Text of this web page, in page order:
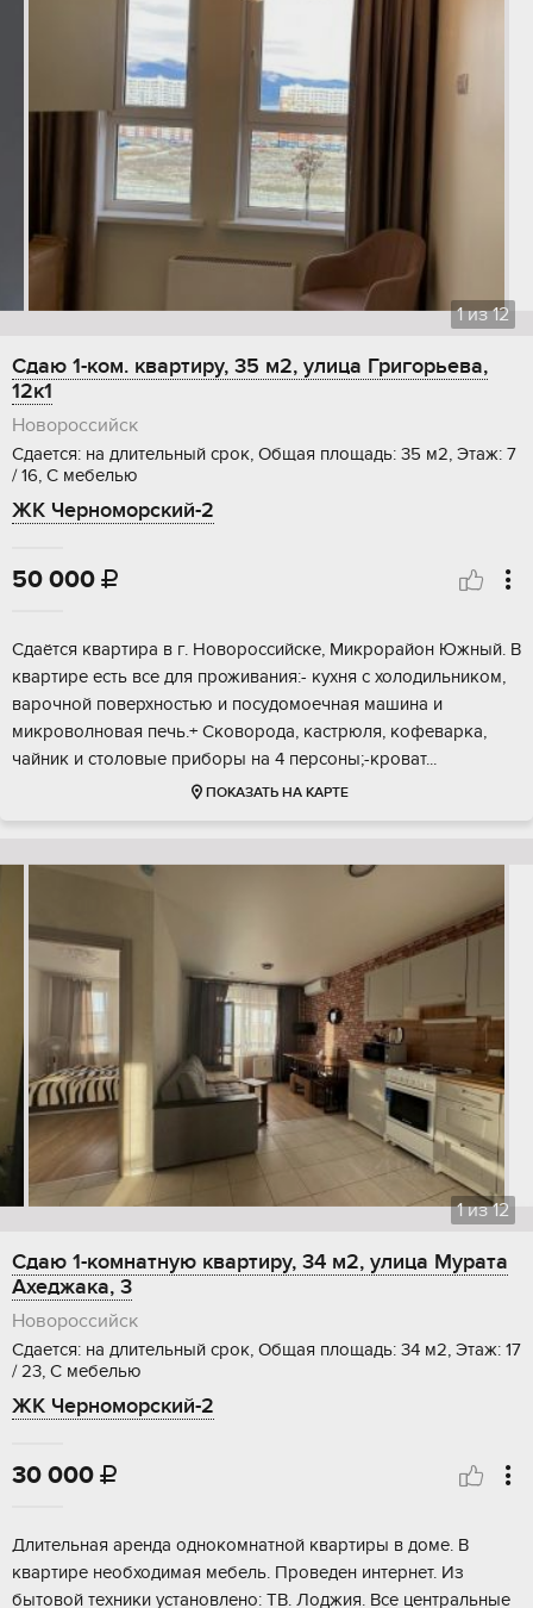
1из12
Сдаю 1-ком. квартиру, 35 м2, улица Григорьева,
12к1
Новороссийск
Сдается: на длительный срок, Общая площадь: 35 м2, Этаж: 7
/ 16, С мебелью
ЖК Черноморский-2
50 000 
Сдаётся квартира в г. Новороссийске, Микрорайон Южный. В
квартире есть все для проживания:- кухня с холодильником,
варочной поверхностью и посудомоечная машина и
микроволновая печь.+ Сковорода, кастрюля, кофеварка,
чайник и столовые приборы на 4 персоны;-кроват...
ПОКАЗАТЬ НА КАРТЕ
1из12
Сдаю 1-комнатную квартиру, 34 м2, улица Мурата
Ахеджака, 3
Новороссийск
Сдается: на длительный срок, Общая площадь: 34 м2, Этаж: 17
/ 23, С мебелью
ЖК Черноморский-2
30 000 
Длительная аренда однокомнатной квартиры в доме. В
квартире необходимая мебель. Проведен интернет. Из
бытовой техники установлено: ТВ. Лоджия. Все центральные